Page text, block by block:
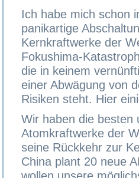
Ich habe mich schon
panikartige
Kernkraftwerke der
Fokushima-
die in keinem
einer Abwägung von
Risiken steht. Hier
Wir haben die besten
Atomkraftwerke der
seine Rückkehr zur
China plant 20 neue